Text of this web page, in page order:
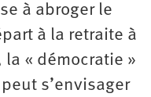
à abroger le
à la retraite à
« démocratie »
s’envisager